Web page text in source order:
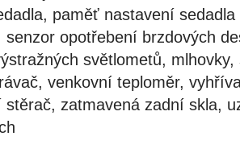
paměť nastavení
senzor opotřebení brzdových
světlometů,
venkovní teploměr,
stěrač, zatmavená zadní skla,